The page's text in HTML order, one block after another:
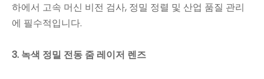
하에서 고속 머신 비전 검사, 정밀 정렬 및 산업 품질 관리
에 필수적입니다.
3. 녹색 정밀 전동 줌 레이저 렌즈